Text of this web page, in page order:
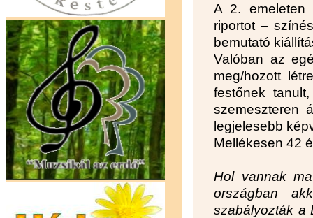
A 2. emeleten
riportot –
bemutató
Valóban az
meg/hozott
festőnek
szemeszteren
legjelesebb
Mellékesen 42
Hol vannak
országban
szabályozták a